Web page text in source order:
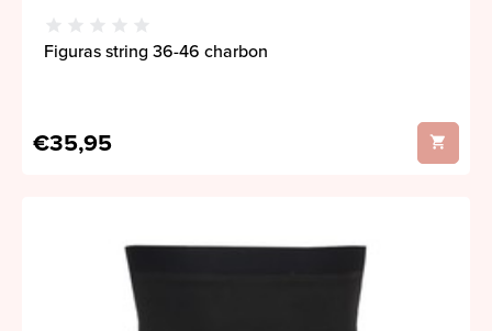
Figuras string 36-46 charbon
€35,95